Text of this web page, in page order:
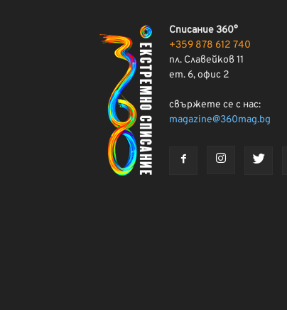
Списание 360°
+359 878 612 740
пл. Славейков 11
ет. 6, офис 2
свържете се с нас:
magazine@360mag.bg